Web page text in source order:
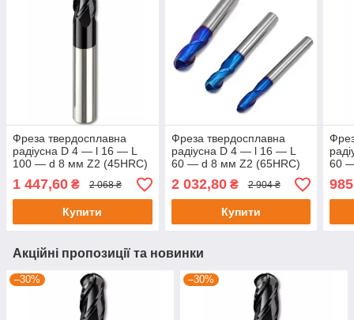
Фреза твердосплавна
радіусна D 4 — l 16 — L
100 — d 8 мм Z2 (45HRC)
1 447,60 ₴ 2 068 ₴
Купити
Фреза твердосплавна
радіусна D 4 — l 16 — L
60 — d 8 мм Z2 (65HRC)
2 032,80₴ 2 904 ₴
Купити
60
Акційні пропозиції та новинки
–30% –30%